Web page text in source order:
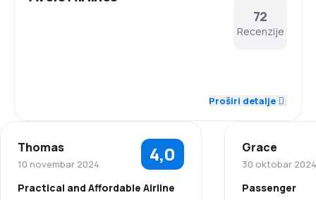
72
Recenzije
Mreža konekcija 3,8
Cene karata 4,1
Proširi detalje
Thomas
10 novembar 2024 4,0
Practical and Affordable Airline
Grace
30 oktobar 2024
Passenger